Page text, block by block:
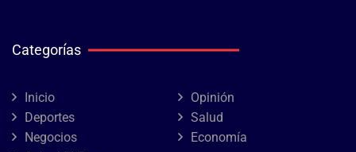
Categorías
Inicio
Opinión
Deportes
Salud
Negocios
Economía